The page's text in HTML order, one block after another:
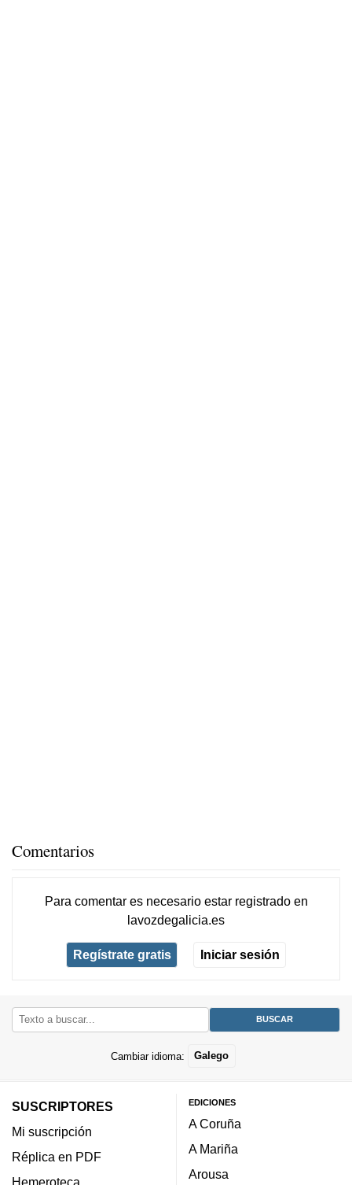
Comentarios
Para comentar es necesario estar registradoen
lavozdegalicia.es
Regístrate gratis Iniciar sesión
Cambiar idioma: Galego
SUSCRIPTORES
Mi suscripción
Réplica en PDF
Hemeroteca
EDICIONES
A Coruña
A Mariña
Arousa